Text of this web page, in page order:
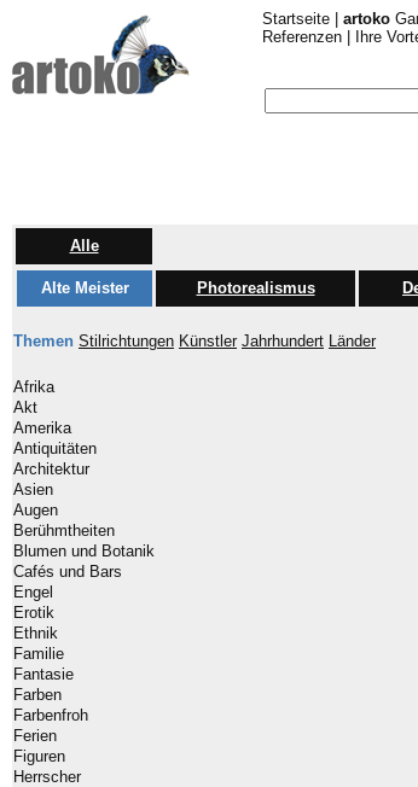
Startseite artoko
Referenzen
Ihre
Alle
Alte Meister Photorealismus
Themen Stilrichtungen Künstler Jahrhundert Länder
Afrika
Akt
Amerika
Antiquitäten
Architektur
Asien
Augen
Berühmtheiten
Blumen und Botanik
Cafés und Bars
Engel
Erotik
Ethnik
Familie
Fantasie
Farben
Farbenfroh
Ferien
Figuren
Herrscher